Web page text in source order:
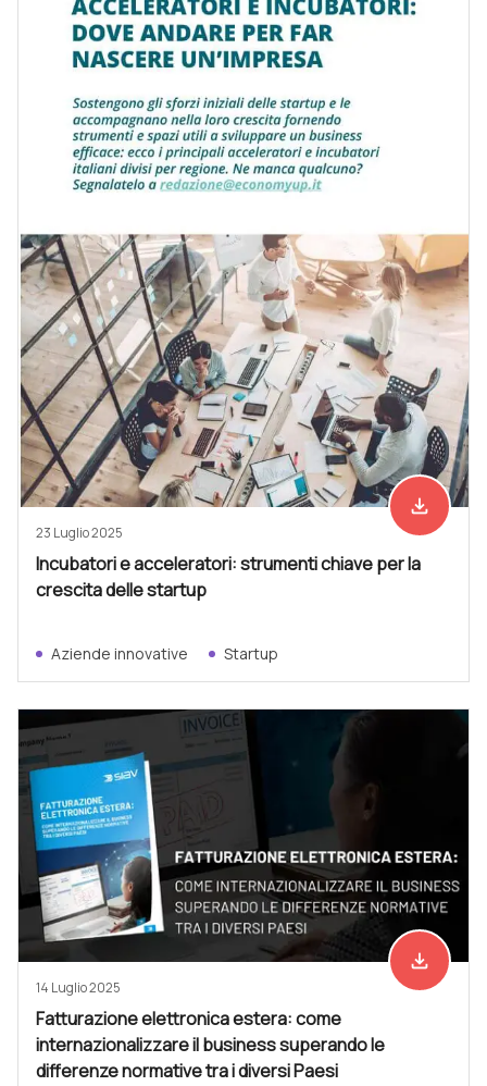
Scarica
file_download
23 Luglio 2025
Incubatori e acceleratori: strumenti chiave per la
crescita delle startup
Aziende innovative Startup
Scarica
file_download
14 Luglio 2025
Fatturazione elettronica estera: come
internazionalizzare il business superando le
differenze normative tra i diversi Paesi